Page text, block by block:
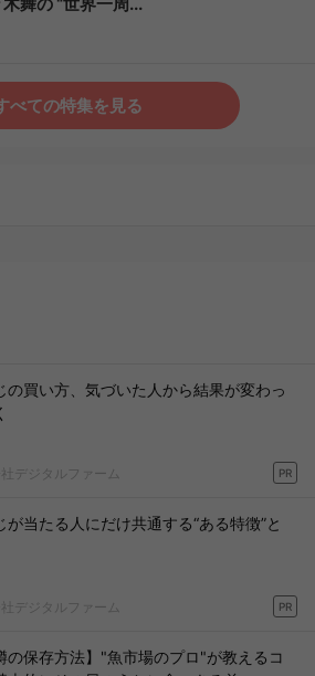
舞の “世界一周...
べての特集を見る
の買い方、気づいた人から結果が変わっ
デジタルファーム PR
が当たる人にだけ共通する“ある特徴”と
デジタルファーム PR
の保存方法】"魚市場のプロ"が教えるコ